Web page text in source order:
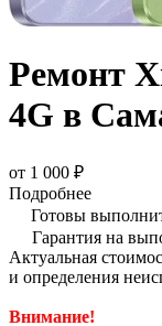
Ремонт
4G в
от 1 000 ₽
Подробнее
Готовы
Гарантия на
Актуальная
и определения
Внимание!